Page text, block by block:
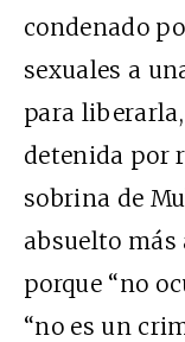
condenado
sexuales a
para
detenida por
sobrina de
absuelto más
porque “no
“no es un